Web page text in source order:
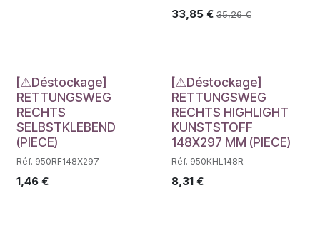
33,85€ 35,26€
Déstockage
[⚠Déstockage]
RETTUNGSWEG
RECHTS
SELBSTKLEBEND
(PIECE)
Réf. 950RF148X297
1,46 €
Déstockage
[⚠Déstockage]
RETTUNGSWEG
RECHTS HIGHLIGHT
KUNSTSTOFF
148X297 MM (PIECE)
Réf. 950KHL148R
8,31€